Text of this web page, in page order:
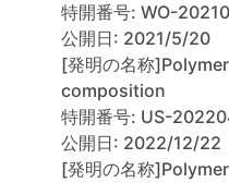
特開番号: WO-
公開日: 2021/5/20
[発明の名称
composition
特開番号: US-
公開日: 2022/12/22
[発明の名称